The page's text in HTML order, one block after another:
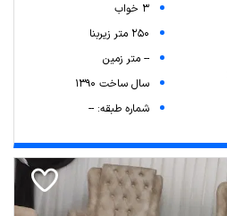
3 خواب
250 متر زیربنا
-- متر زمین
سال ساخت 1390
شماره طبقه: --